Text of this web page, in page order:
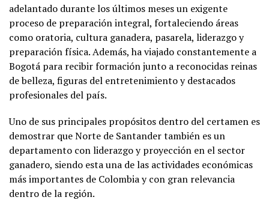
adelantado durante los últimos meses un exigente
proceso de preparación integral, fortaleciendo áreas
como oratoria, cultura ganadera, pasarela, liderazgo y
preparación física. Además, ha viajado constantemente a
Bogotá para recibir formación junto a reconocidas reinas
de belleza, figuras del entretenimiento y destacados
profesionales del país.
Uno de sus principales propósitos dentro del certamen es
demostrar que Norte de Santander también es un
departamento con liderazgo y proyección en el sector
ganadero, siendo esta una de las actividades económicas
más importantes de Colombia y con gran relevancia
dentro de la región.